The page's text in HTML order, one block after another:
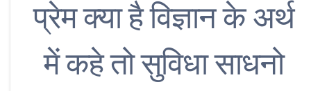
प्रेम क्या है विज्ञान के अर्थ
में कहे तो सुविधा साधनो